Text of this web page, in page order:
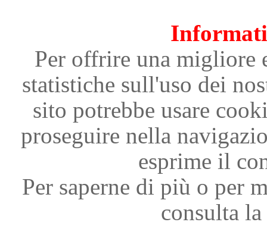
Per offrire una migliore
statistiche sull'uso dei
sito potrebbe usare
proseguire nella
esprime il
Per saperne di più o per
consulta